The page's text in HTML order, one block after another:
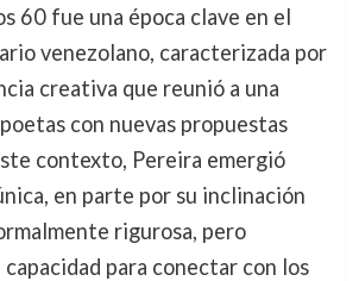
60 fue una época clave en el
venezolano, caracterizada por
creativa que reunió a una
con nuevas propuestas
contexto, Pereira emergió
en parte por su inclinación
rigurosa, pero
para conectar con los